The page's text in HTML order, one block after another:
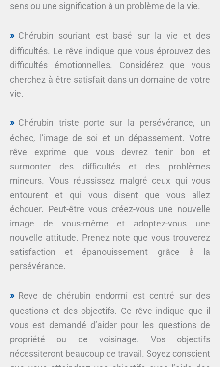
sens ou une signification à un problème de la vie.
Chérubin souriant est basé sur la vie et des
difficultés. Le rêve indique que vous éprouvez des
difficultés émotionnelles. Considérez que vous
cherchez à être satisfait dans un domaine de votre
vie.
Chérubin triste porte sur la persévérance, un
échec, l’image de soi et un dépassement. Votre
rêve exprime que vous devrez tenir bon et
surmonter des difficultés et des problèmes
mineurs. Vous réussissez malgré ceux qui vous
entourent et qui vous disent que vous allez
échouer. Peut-être vous créez-vous une nouvelle
image de vous-même et adoptez-vous une
nouvelle attitude. Prenez note que vous trouverez
satisfaction et épanouissement grâce à la
persévérance.
Reve de chérubin endormi est centré sur des
questions et des objectifs. Ce rêve indique que il
vous est demandé d’aider pour les questions de
propriété ou de voisinage. Vos objectifs
nécessiteront beaucoup de travail. Soyez conscient